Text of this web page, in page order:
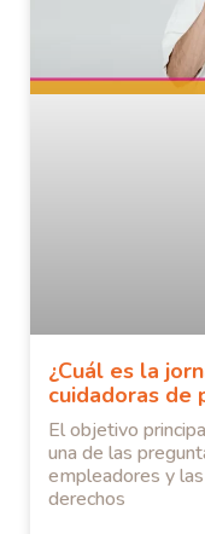
¿Cuál es la
cuidadoras de
El objetivo
una de las
empleadores y
derechos